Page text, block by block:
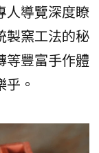
人導覽深度瞭
製窯工法的秘
等豐富手作體
。